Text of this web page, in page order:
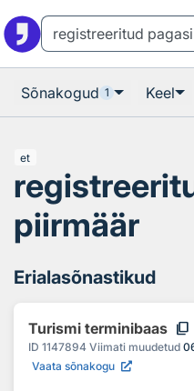
Sõnakogud 1 Keel
et
piirmäär
Erialasõnastikud
Turismi terminibaas content_copy
ID 1147894 Viimati muudetud
Vaata sõnakogu